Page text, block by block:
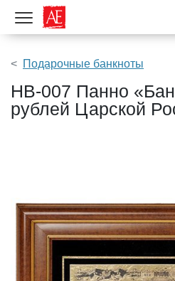
Показать меню
Подарочные банкноты
HB-007 Панно
рублей Царской